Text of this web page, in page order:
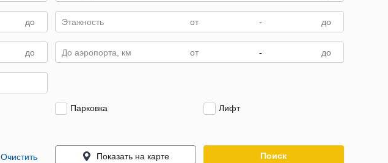
Этажность -
До аэропорта, км -
Парковка Лифт
Очистить Показать на карте Поиск